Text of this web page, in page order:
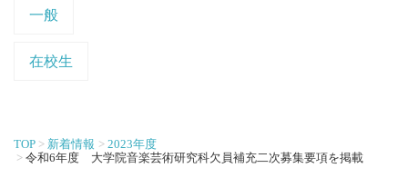
一般
在校生
TOP 新着情報
2023年度
令和6年度 大学院音楽芸術研究科欠員補充二次募集要項を掲載